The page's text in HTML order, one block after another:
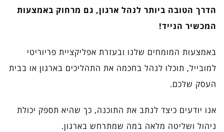
הדרך הטובה ביותר לנהל ארגון, גם מרחוק באמצעות
המכשיר הנייד!
באמצעות המומחים שלנו ובעזרת אפליקציית פריוריטי
למובייל, תוכלו לנהל בחכמה את התהליכים בארגון או בבית
העסק שלכם.
אנו יודעים כיצד לנתב את התוכנה, כך שהיא תספק יכולת
ניהול ושליטה מלאה במה שמתרחש בארגון.